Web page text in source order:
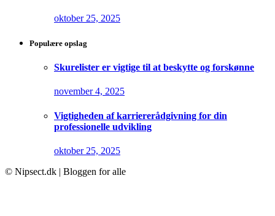
oktober 25, 2025
Populære opslag
Skurelister er vigtige til at beskytte og forskønne
november 4, 2025
Vigtigheden af karriererådgivning for din
professionelle udvikling
oktober 25, 2025
© Nipsect.dk | Bloggen for alle